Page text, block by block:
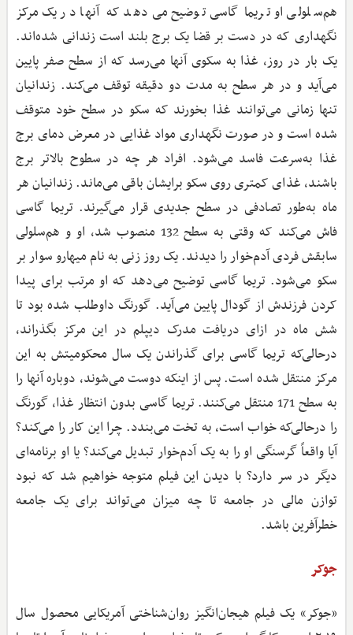
هم‌سلولی او تریما گاسی توضیح می‌دهد که آنها در یک مرکز
نگهداری که در دست بر قضا یک برج بلند است زندانی شده‌اند.
یک بار در روز، غذا به سکوی آنها می‌رسد که از سطح صفر پایین
می‌آید و در هر سطح به مدت دو دقیقه توقف می‌کند. زندانیان
تنها زمانی می‌توانند غذا بخورند که سکو در سطح خود متوقف
شده است و در صورت نگهداری مواد غذایی در معرض دمای برج
غذا به‌سرعت فاسد می‌شود. افراد هر چه در سطوح بالاتر برج
باشند، غذای کمتری روی سکو برایشان باقی می‌ماند. زندانیان هر
ماه به‌طور تصادفی در سطح جدیدی قرار می‌گیرند. تریما گاسی
فاش می‌کند که وقتی به سطح 132 منصوب شد، او و هم‌سلولی
سابقش فردی آدم‌خوار را دیدند. یک روز زنی به نام میهارو سوار بر
سکو می‌شود. تریما گاسی توضیح می‌دهد که او مرتب برای پیدا
کردن فرزندش از گودال پایین می‌آید. گورنگ داوطلب شده بود تا
شش ماه در ازای دریافت مدرک دیپلم در این مرکز بگذراند،
درحالی‌که تریما گاسی برای گذراندن یک سال محکومیتش به این
مرکز منتقل شده است. پس از اینکه دوست می‌شوند، دوباره آنها را
به سطح 171 منتقل می‌کنند. تریما گاسی بدون انتظار غذا، گورنگ
را درحالی‌که خواب است، به تخت می‌بندد. چرا این کار را می‌کند؟
آیا واقعاً گرسنگی او را به یک آدم‌خوار تبدیل می‌کند؟ یا او برنامه‌ای
دیگر در سر دارد؟ با دیدن این فیلم متوجه خواهیم شد که نبود
توازن مالی در جامعه تا چه میزان می‌تواند برای یک جامعه
خطرآفرین باشد.
جوکر
«جوکر» یک فیلم هیجان‌انگیز روان‌شناختی آمریکایی محصول سال